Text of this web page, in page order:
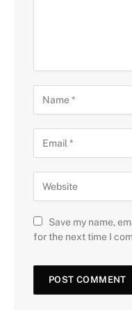
Save my name,
for the next time I